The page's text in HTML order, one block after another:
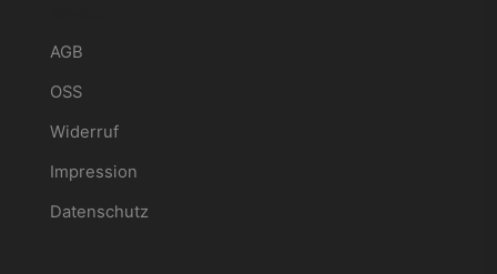
AGB
OSS
Widerruf
Impression
Datenschutz